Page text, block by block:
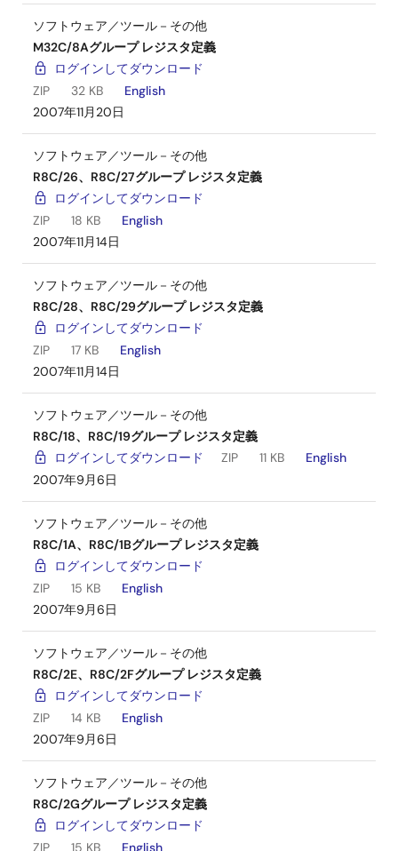
ソフトウェア／ツール－その他
M32C/8Aグループ レジスタ定義
ログインしてダウンロード
ZIP
32 KB
English
2007年11月20日
ソフトウェア／ツール－その他
R8C/26、R8C/27グループ レジスタ定義
ログインしてダウンロード
ZIP
18 KB
English
2007年11月14日
ソフトウェア／ツール－その他
R8C/28、R8C/29グループ レジスタ定義
ログインしてダウンロード
ZIP
17 KB
English
2007年11月14日
ソフトウェア／ツール－その他
R8C/18、R8C/19グループ レジスタ定義
ログインしてダウンロード
ZIP 11 KB
English
2007年9月6日
ソフトウェア／ツール－その他
R8C/1A、R8C/1Bグループ レジスタ定義
ログインしてダウンロード
ZIP
15 KB
English
2007年9月6日
ソフトウェア／ツール－その他
R8C/2E、R8C/2Fグループ レジスタ定義
ログインしてダウンロード
ZIP
14 KB
English
2007年9月6日
ソフトウェア／ツール－その他
R8C/2Gグループ レジスタ定義
ログインしてダウンロード
ZIP
15 KB
English